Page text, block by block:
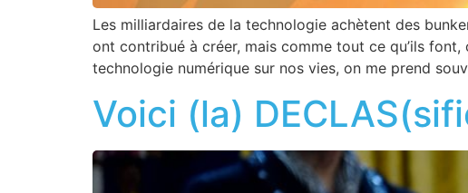
Les milliardaires de la technologie achètent des
ont contribué à créer, mais comme tout ce qu’ils font,
technologie numérique sur nos vies, on me prend
Voici (la)